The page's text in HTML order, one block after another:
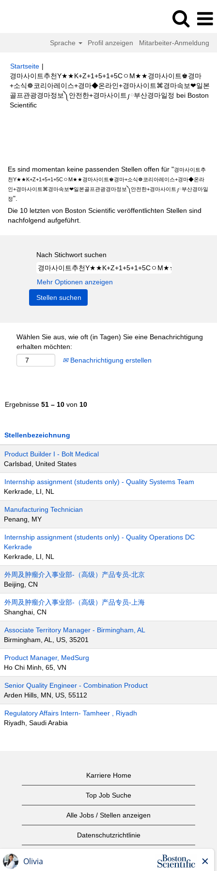
Sprache Profil anzeigen Mitarbeiter-Anmeldung
Startseite |
경마사이트추천Y★★K+Z+1+5+1+5CㅇM★★경마사이트♚경마
+소식☸코리아레이스+경마◆온라인+경마사이트⌘경마속보❤일본
골프관광경마정보༽안전한+경마사이트༿부산경마일정 bei Boston
Scientific(aktuelle
Es sind momentan keine passenden Stellen offen für "경마사이트추
천Y★★K+Z+1+5+1+5CㅇM★★경마사이트♚경마+소식☸코리아레이스+경마◆온라
인+경마사이트⌘경마속보❤일본골프관광경마정보༽안전한+경마사이트༿부산경마일
정".
Die 10 letzten von Boston Scientific veröffentlichten Stellen sind
nachfolgend aufgeführt.
Nach Stichwort suchen
Mehr Optionen anzeigen
Wählen Sie aus, wie oft (in Tagen) Sie eine Benachrichtigung
erhalten möchten:
Benachrichtigung erstellen
Ergebnisse 51 – 10 von 10
Stellenbezeichnung
Product Builder I - Bolt Medical
Carlsbad, United States
Internship assignment (students only) - Quality Systems Team
Kerkrade, LI, NL
Manufacturing Technician
Penang, MY
Internship assignment (students only) - Quality Operations DC
Kerkrade
Kerkrade, LI, NL
外周及肿瘤介入事业部-（高级）产品专员-北京
Beijing, CN
外周及肿瘤介入事业部-（高级）产品专员-上海
Shanghai, CN
Associate Territory Manager - Birmingham, AL
Birmingham, AL, US, 35201
Product Manager, MedSurg
Ho Chi Minh, 65, VN
Senior Quality Engineer - Combination Product
Arden Hills, MN, US, 55112
Regulatory Affairs Intern- Tamheer , Riyadh
Riyadh, Saudi Arabia
Karriere Home
Top Job Suche
Alle Jobs / Stellen anzeigen
Datenschutzrichtlinie